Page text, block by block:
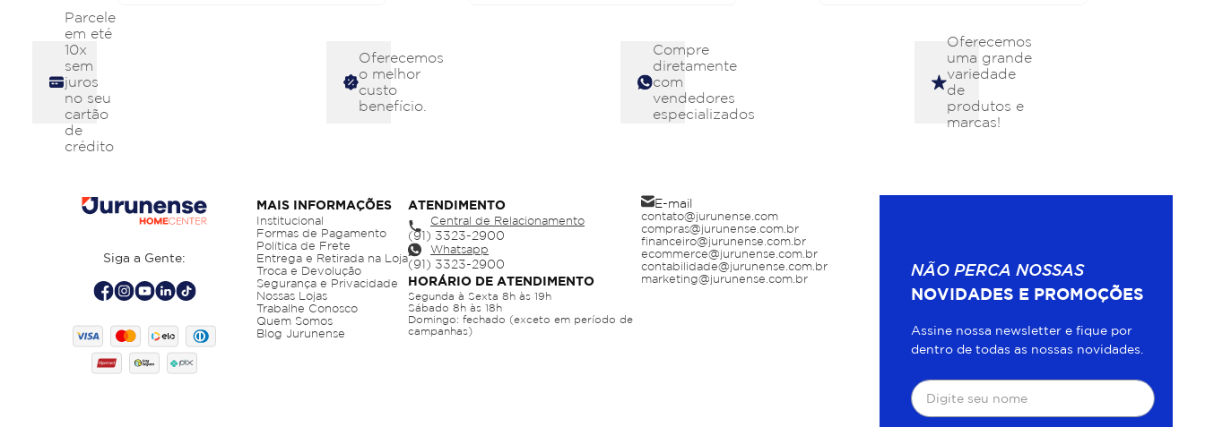
Parcele
em eté
10x
sem
juros
no seu
cartão
de
crédito
Oferecemos
o melhor
custo
benefício.
Compre
diretamente
com
vendedores
especializados
Oferecemos
uma grande
variedade
de
produtos e
marcas!
Siga a Gente:
MAIS INFORMAÇÕES
Institucional
Formas de Pagamento
Política de Frete
Entrega e Retirada na Loja
Troca e Devolução
Segurança e Privacidade
Nossas Lojas
Trabalhe Conosco
Quem Somos
Blog Jurunense
ATENDIMENTO
Central de Relacionamento
Whatsapp
HORÁRIO DE ATENDIMENTO
Segunda à Sexta 8h às 19h
Sábado 8h às 18h
Domingo: fechado (exceto em período de
campanhas)
E-mail
contato@jurunense.com
compras@jurunense.com.br
financeiro@jurunense.com.br
ecommerce@jurunense.com.br
contabilidade@jurunense.com.br
marketing@jurunense.com.br
NÃO PERCA NOSSAS
NOVIDADES E PROMOÇÕES
Assine nossa newsletter e fique por
dentro de todas as nossas novidades.